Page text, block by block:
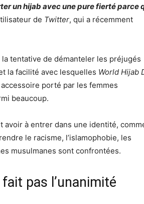
un hijab avec une pure fierté parce
de Twitter, qui a récemment
tentative de démanteler les préjugés
la facilité avec lesquelles World Hijab
porté par les femmes
beaucoup.
avoir à entrer dans une identité,
le racisme, l’islamophobie, les
musulmanes sont confrontées.
fait pas l’unanimité